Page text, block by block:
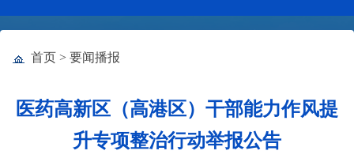
首页>要闻播报
医药高新区（高港区）干部能力作风提
升专项整治行动举报公告